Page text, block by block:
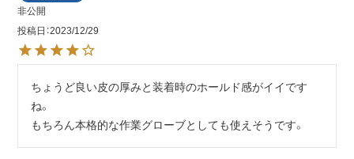
非公開
投稿日 2023/12/29
ちょうど良い皮の厚みと装着時のホールド感がイイです
ね。
もちろん本格的な作業グローブとしても使えそうです。